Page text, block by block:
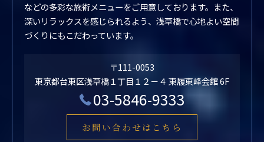
などの多彩な施術メニューをご用意しております。また、
深いリラックスを感じられるよう、浅草橋で心地よい空間
づくりにもこだわっています。
〒111-0053
東京都台東区浅草橋１丁目１２－４ 東履東峰会館 6F
03-5846-9333
お問い合わせはこちら